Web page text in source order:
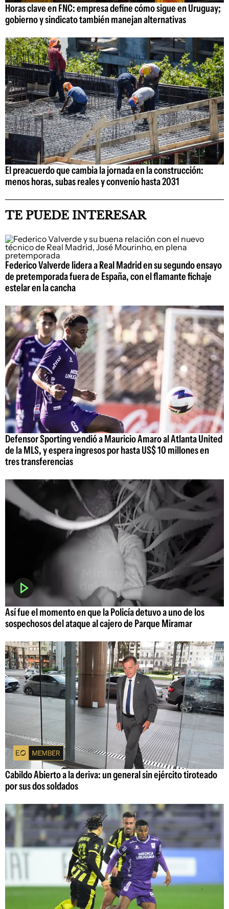
Horas clave en FNC: empresa define cómo sigue en Uruguay;
gobierno y sindicato también manejan alternativas
El preacuerdo que cambia la jornada en la construcción:
menos horas, subas reales y convenio hasta 2031
TE PUEDE INTERESAR
Federico Valverde lidera a Real Madrid en su segundo ensayo
de pretemporada fuera de España, con el flamante fichaje
estelar en la cancha
Defensor Sporting vendió a Mauricio Amaro al Atlanta United
de la MLS, y espera ingresos por hasta US$ 10 millones en
tres transferencias
Así fue el momento en que la Policía detuvo a uno de los
sospechosos del ataque al cajero de Parque Miramar
Cabildo Abierto a la deriva: un general sin ejército tiroteado
por sus dos soldados